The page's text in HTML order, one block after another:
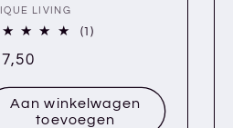
LIVING
(1)1
Aan winkelwagen
toevoegen